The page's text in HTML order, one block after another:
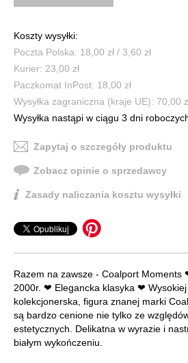
Koszty wysyłki:
Poczta Polska: 18,00 zł / 3,60 zł
Kurier: 23,00 zł
Paczkomat InPost: 18,00 zł
Wysyłka zagraniczna (kraje UE): 70,00
Wysyłka nastąpi w ciągu 3 dni
Zapytaj o szczegóły produktu
Zobacz opinie o sprzedawcy
Zasady naliczania kosztu wysyłki
Razem na zawsze - Coalport Moments
2000r. ❤ Elegancka klasyka ❤
kolekcjonerska, figura znanej marki
są bardzo cenione nie tylko ze
estetycznych. Delikatna w wyrazie i
białym wykończeniu.